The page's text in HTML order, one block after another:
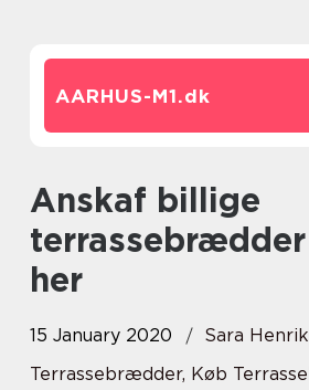
AARHUS-M1.dk
Anskaf billige
her
15 January 2020
Sara
Terrassebrædder, Køb